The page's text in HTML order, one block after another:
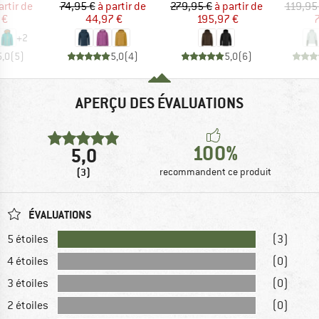
réduit
de
+2
(5)
Prix
74,95 € Prix réduit
à partir de
44,97 €
5,0(4)
Prix
279,95 € Prix réduit
à partir de
195,97 €
5,0(6)
APERÇU DES ÉVALUATIONS
5,0
(3)
100%
recommandent ce produit
ÉVALUATIONS
5 étoiles
(3)
4 étoiles
(0)
3 étoiles
(0)
2 étoiles
(0)